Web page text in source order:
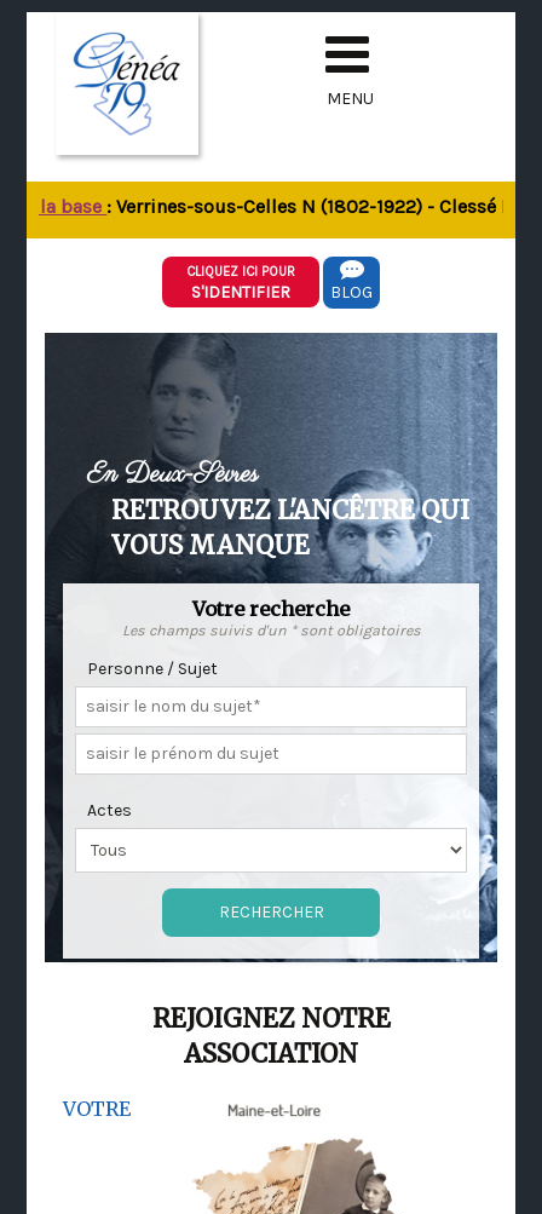
MENU
la base: Verrines-sous-Celles N (1802-1922) - Clessé M
CLIQUEZ ICI POUR
S'IDENTIFIER BLOG
En Deux-Sèvres
RETROUVEZ L'ANCÊTRE QUI
VOUS MANQUE
Votre recherche
Les champs suivis d'un * sont obligatoires
Personne / Sujet
Actes
REJOIGNEZ NOTRE
ASSOCIATION
VOTRE